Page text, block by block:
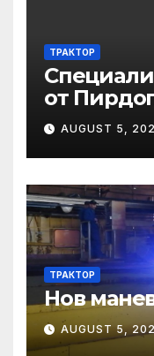
ТРАКТОР
от
Втора
цени
AUGUST 5,
ТРАКТОР
Нов
AUGUST 5,